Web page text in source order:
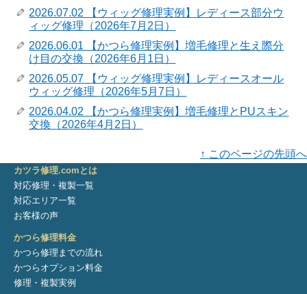
2026.07.02 【ウィッグ修理実例】レディース部分ウ
ィッグ修理（2026年7月2日）
2026.06.01 【かつら修理実例】増毛修理と生え際分
け目の交換（2026年6月1日）
2026.05.07 【ウィッグ修理実例】レディースオール
ウィッグ修理（2026年5月7日）
2026.04.02 【かつら修理実例】増毛修理とPUスキン
交換（2026年4月2日）
↑ このページの先頭へ
カツラ修理.comとは
対応修理・複製一覧
対応エリア一覧
お客様の声
かつら修理料金
かつら修理までの流れ
かつらオプション料金
修理・複製実例